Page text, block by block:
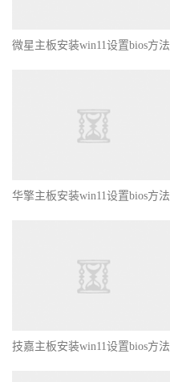
微星主板安装win11设置bios方法
华擎主板安装win11设置bios方法
技嘉主板安装win11设置bios方法